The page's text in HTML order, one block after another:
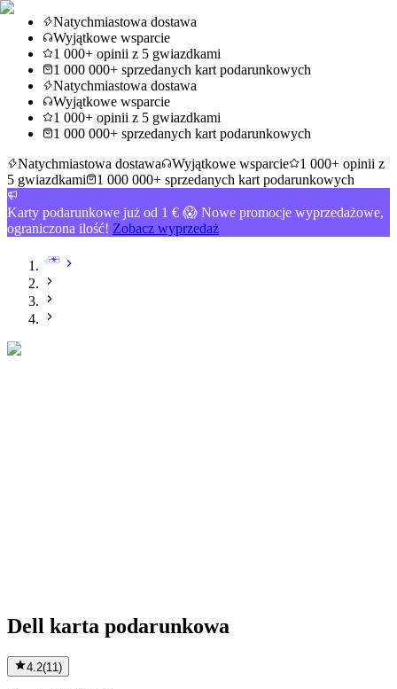
Natychmiastowa dostawa
Wyjątkowe wsparcie
1 000+ opinii z 5 gwiazdkami
1 000 000+ sprzedanych kart podarunkowych
Natychmiastowa dostawa
Wyjątkowe wsparcie
1 000+ opinii z 5 gwiazdkami
1 000 000+ sprzedanych kart podarunkowych
Natychmiastowa dostawa
Wyjątkowe wsparcie
1 000+ opinii z
5 gwiazdkami
1 000 000+ sprzedanych kart podarunkowych
Karty podarunkowe już od 1 € 😱 Nowe promocje wyprzedażowe,
ograniczona ilość! Zobacz wyprzedaż
Dell karta podarunkowa
4.2(11 )